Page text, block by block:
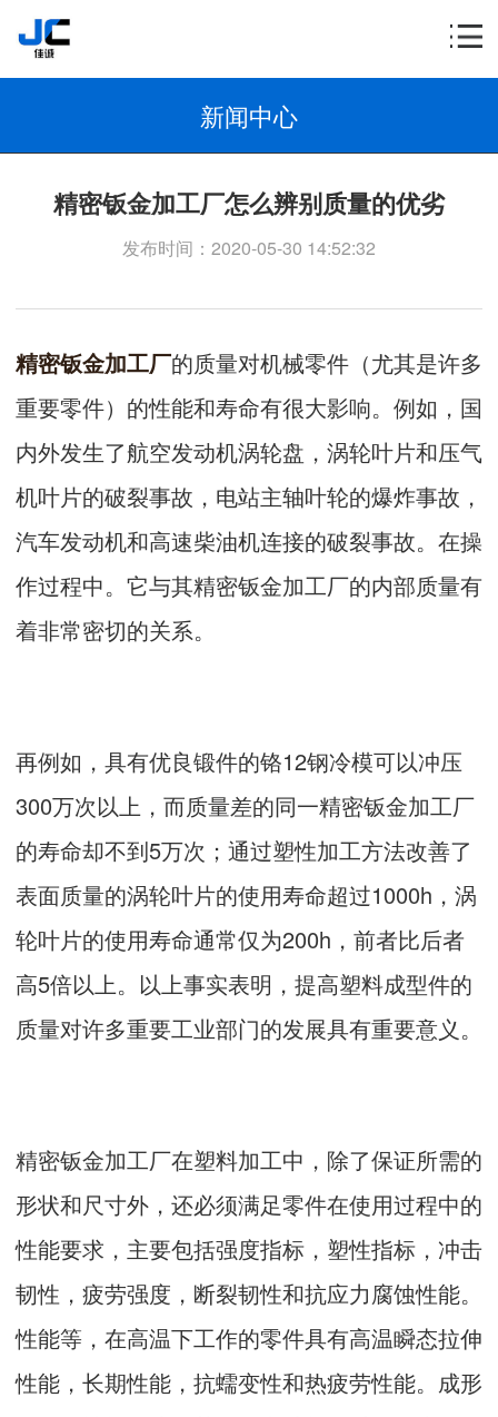
新闻中心
精密钣金加工厂怎么辨别质量的优劣
发布时间：2020-05-30 14:52:32
精密钣金加工厂的质量对机械零件（尤其是许多
重要零件）的性能和寿命有很大影响。例如，国
内外发生了航空发动机涡轮盘，涡轮叶片和压气
机叶片的破裂事故，电站主轴叶轮的爆炸事故，
汽车发动机和高速柴油机连接的破裂事故。在操
作过程中。它与其精密钣金加工厂的内部质量有
着非常密切的关系。
再例如，具有优良锻件的铬12钢冷模可以冲压
300万次以上，而质量差的同一精密钣金加工厂
的寿命却不到5万次；通过塑性加工方法改善了
表面质量的涡轮叶片的使用寿命超过1000h，涡
轮叶片的使用寿命通常仅为200h，前者比后者
高5倍以上。以上事实表明，提高塑料成型件的
质量对许多重要工业部门的发展具有重要意义。
精密钣金加工厂在塑料加工中，除了保证所需的
形状和尺寸外，还必须满足零件在使用过程中的
性能要求，主要包括强度指标，塑性指标，冲击
韧性，疲劳强度，断裂韧性和抗应力腐蚀性能。
性能等，在高温下工作的零件具有高温瞬态拉伸
性能，长期性能，抗蠕变性和热疲劳性能。成形